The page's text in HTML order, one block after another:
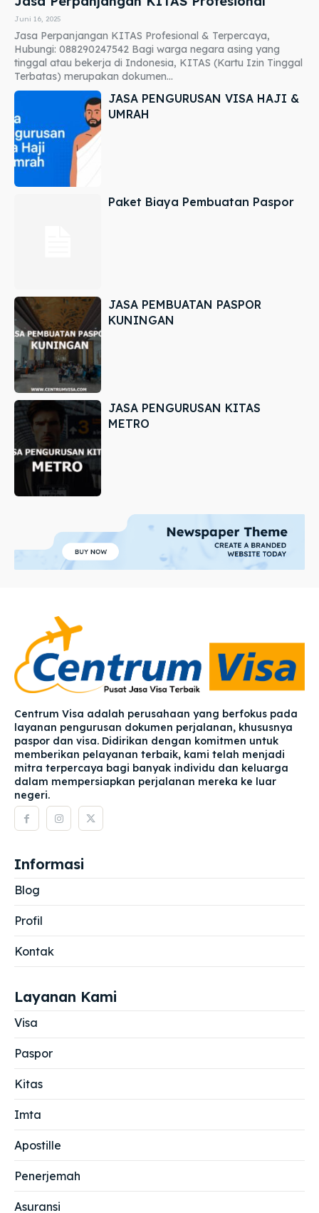
Juni 16, 2025
Jasa Perpanjangan KITAS Profesional & Terpercaya,
Hubungi: 088290247542 Bagi warga negara asing yang
tinggal atau bekerja di Indonesia, KITAS (Kartu Izin Tinggal
Terbatas) merupakan dokumen...
JASA PENGURUSAN VISA HAJI &
UMRAH
Paket Biaya Pembuatan Paspor
JASA PEMBUATAN PASPOR
KUNINGAN
JASA PENGURUSAN KITAS
METRO
Centrum Visa adalah perusahaan yang berfokus pada
layanan pengurusan dokumen perjalanan, khususnya
paspor dan visa. Didirikan dengan komitmen untuk
memberikan pelayanan terbaik, kami telah menjadi
mitra terpercaya bagi banyak individu dan keluarga
dalam mempersiapkan perjalanan mereka ke luar
negeri.
Informasi
Blog
Profil
Kontak
Layanan Kami
Visa
Paspor
Kitas
Imta
Apostille
Penerjemah
Asuransi